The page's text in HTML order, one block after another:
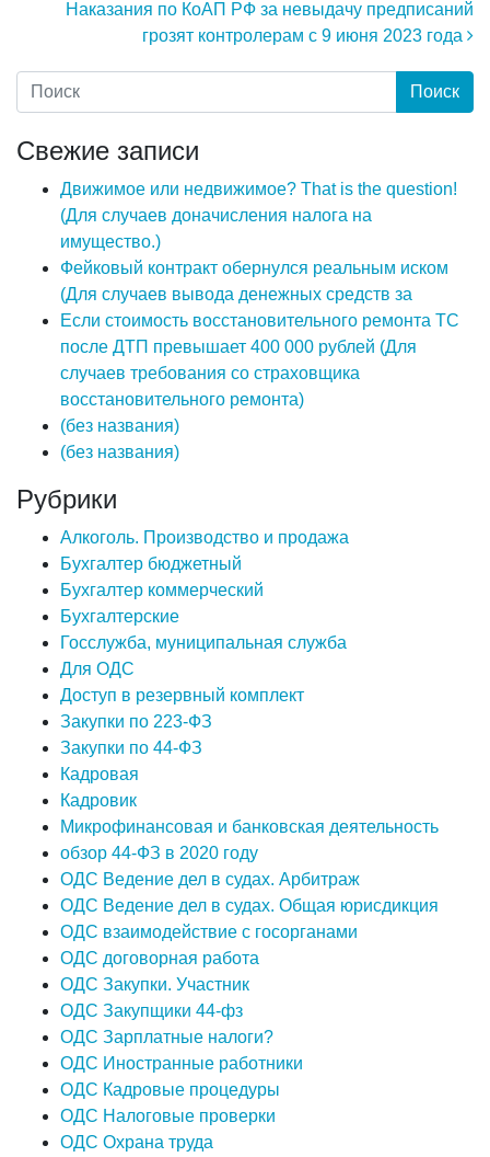
Наказания по КоАП РФ за невыдачу предписаний
грозят контролерам с 9 июня 2023 года
Свежие записи
Движимое или недвижимое? That is the question!
(Для случаев доначисления налога на
имущество.)
Фейковый контракт обернулся реальным иском
(Для случаев вывода денежных средств за
Если стоимость восстановительного ремонта ТС
после ДТП превышает 400 000 рублей (Для
случаев требования со страховщика
восстановительного ремонта)
(без названия)
(без названия)
Рубрики
Алкоголь. Производство и продажа
Бухгалтер бюджетный
Бухгалтер коммерческий
Бухгалтерские
Госслужба, муниципальная служба
Для ОДС
Доступ в резервный комплект
Закупки по 223-ФЗ
Закупки по 44-ФЗ
Кадровая
Кадровик
Микрофинансовая и банковская деятельность
обзор 44-ФЗ в 2020 году
ОДС Ведение дел в судах. Арбитраж
ОДС Ведение дел в судах. Общая юрисдикция
ОДС взаимодействие с госорганами
ОДС договорная работа
ОДС Закупки. Участник
ОДС Закупщики 44-фз
ОДС Зарплатные налоги?
ОДС Иностранные работники
ОДС Кадровые процедуры
ОДС Налоговые проверки
ОДС Охрана труда